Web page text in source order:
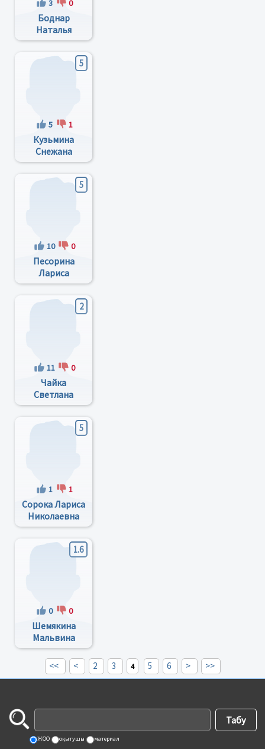
3 0
Боднар
Наталья
Николаевна
5
5 1
Кузьмина
Снежана
Борисовна
5
10 0
Песорина
Лариса
Николаевна
2
11 0
Чайка
Светлана
Арсентьевна
5
1 1
Сорока Лариса
Николаевна
1.6
0 0
Шемякина
Мальвина
Петровна
<< < 2 3 4 5 6 > >>
ЖОО оқытушы материал